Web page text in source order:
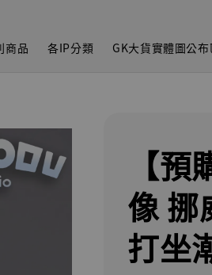
商品 各IP分類 GK大貨實體圖公布
【
像 挪
打坐